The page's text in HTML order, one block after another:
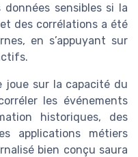
sensibles si la
des corrélations a été
en s’appuyant sur
joue sur la capacité du
les événements
historiques, des
applications métiers
bien conçu saura